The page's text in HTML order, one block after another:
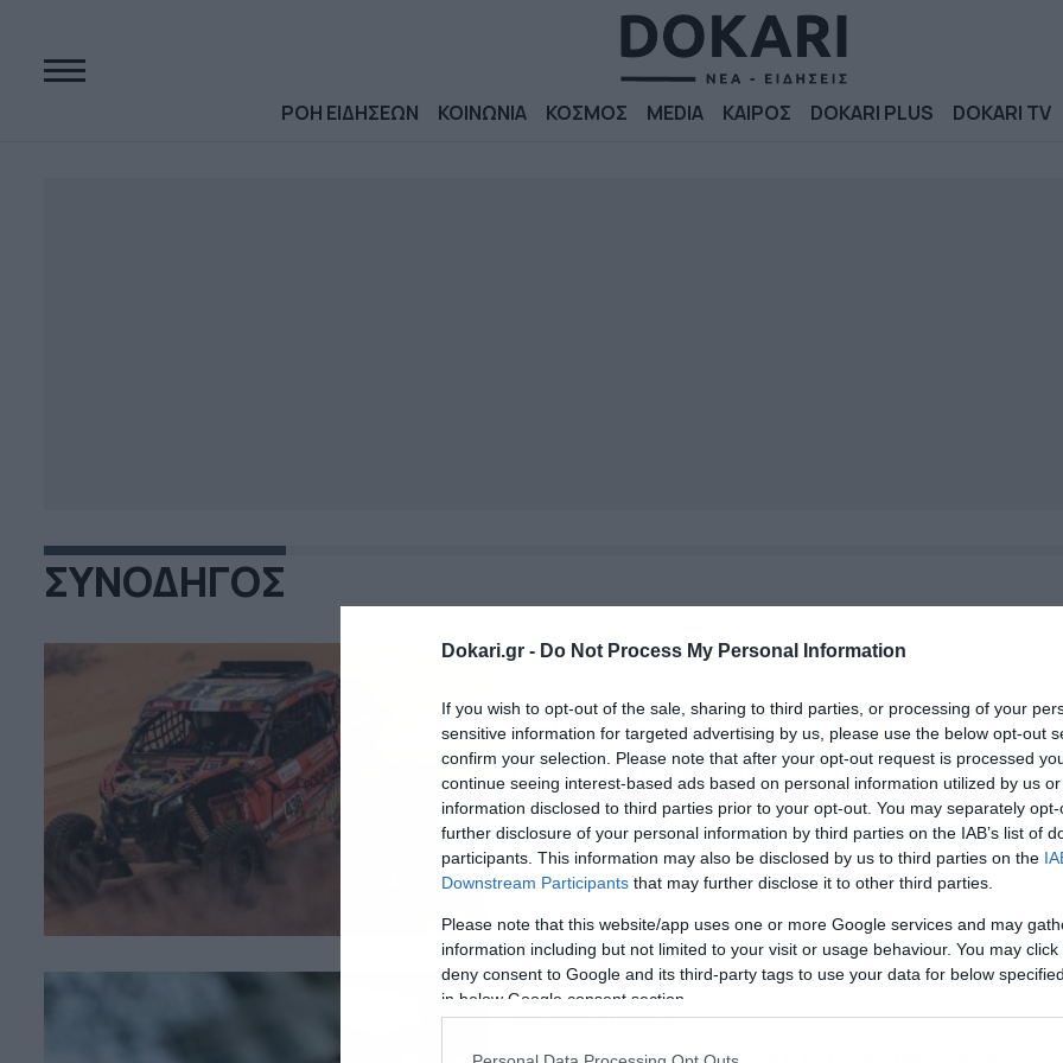
Dokari.gr - Do Not Process My Personal Information
If you wish to opt-out of the sale, sharing to third parties, or processing of your
sensitive information for targeted advertising by us, please use the below opt-out
confirm your selection. Please note that after your opt-out request is processed
continue seeing interest-based ads based on personal information utilized by us
information disclosed to third parties prior to your opt-out. You may separately
further disclosure of your personal information by third parties on the IAB’s list of
participants. This information may also be disclosed by us to third parties on the
Downstream Participants that may further disclose it to other third parties.
Please note that this website/app uses one or more Google services and may
information including but not limited to your visit or usage behaviour. You may
deny consent to Google and its third-party tags to use your data for below
in below Google consent section.
ΡΟΗ ΕΙΔΗΣΕΩΝ ΚΟΙΝΩΝΙΑ ΚΟΣΜΟΣ MEDIA ΚΑΙΡΟΣ DOKARI PLUS DOKARI TV
ΣΥΝΟΔΗΓΟΣ
Απίστευτο περιστατικό στο Ράλι
Ντακάρ! Παράτησε τον συνοδηγό του
στη μέση του πουθενά (photos)
Όταν τα νεύρα ξεπερνούν την… κοινή λογική πίσω από το
Οι αγώνες του Ράλι Ντακάρ είναι πολύ δύσκολοι και
με τους οδηγούς να κάποια στιγμή να φτάνουν στα όριά τους.
αριθμό 438η η κατάσταση ήταν ιδιαίτερα τεταμένη και στην 11η
ειδική… […]
15/06/2020 06:16